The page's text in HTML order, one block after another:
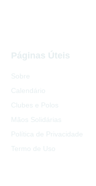
Páginas Úteis
Sobre
Calendário
Clubes e Polos
Mãos Solidárias
Política de Privacidade
Termo de Uso